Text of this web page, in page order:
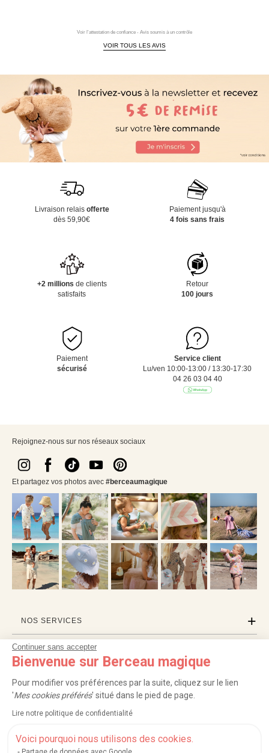
Continuer sans accepter
Bienvenue sur Berceau magique
Pour modifier vos préférences par la suite, cliquez sur le lien
'Mes cookies préférés' situé dans le pied de page.
Lire notre politique de confidentialité
Voici pourquoi nous utilisons des cookies.
Voir l'attestation de confiance - Avis soumis à un contrôle
VOIR TOUS LES AVIS
Livraison relais offerte
dès 59,90€
Paiement jusqu'à
4 fois sans frais
+2 millions de clients
satisfaits
Retour
100 jours
Paiement
sécurisé
Service client
Lu/ven 10:00-13:00 / 13:30-17:30
04 26 03 04 40
Rejoignez-nous sur nos réseaux sociaux
Et partagez vos photos avec #berceaumagique
NOS SERVICES
INFORMATIONS
PROFESSIONNELS